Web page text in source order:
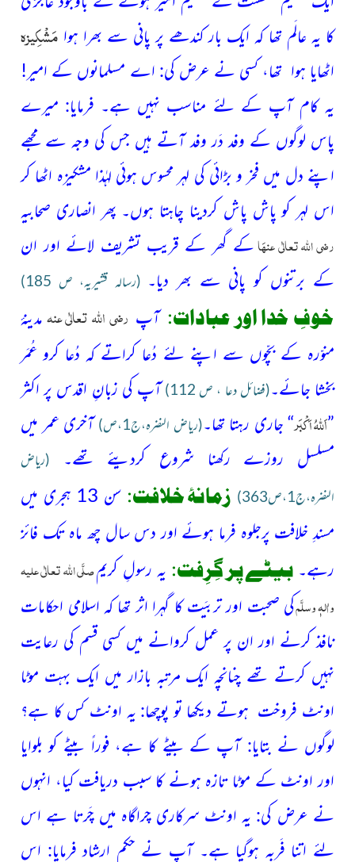
کا یہ عالَم تھا کہ ایک بار کندھے پر پانی سے بھرا ہوا مَشْکِیزہ
اٹھایا ہوا تھا، کسی نے عرض کی: اے مسلمانوں کے امیر!
یہ کام آپ کے لئے مناسب نہیں ہے۔ فرمایا: میرے
پاس لوگوں کے وفد دَر وفد آتے ہیں جس کی وجہ سے مجھے
اپنے دل میں فخر و بڑائی کی لہر محسوس ہوئی لہٰذا مشکیزہ اٹھا کر
اس لہر کو پاش پاش کردینا چاہتا ہوں۔ پھر انصاری صحابیہ
رضی اللہ تعالٰی عنہَاکے گھر کے قریب تشریف لائے اور ان
کے برتنوں کو پانی سے بھر دیا۔ (رسالہ قشیریہ، ص 185)
خوفِ خدا اور عبادات: آپ رضی اللہ تعالٰی عنہ مدینۂ
منوّرہ کے بچّوں سے اپنے لئے دُعا کراتے کہ دُعا کرو عُمَر
بخشا جائے۔(فضائل دعا ، ص 112)
آپ کی زبانِ اقدس پر اکثر
”اَللہُاَکْبَر“ جاری رہتا تھا۔(ریاض النضرہ،ج1،ص)
آخری عمر میں
مسلسل روزے رکھنا شروع کردیئے تھے۔
(ریاض
النضرہ،ج1،ص363) زمانۂ خلافت:
سن 13 ہجری میں
مسندِ خلافت پرجلوہ فرما ہوئے اور دس سال چھ ماہتک فائز
رہے۔بیٹے پر گِرِفت: یہ رسولِ کریمصلَّی اللہ تعالٰی علیہ
واٰلہٖ وسلَّمکی صحبت اور تربیَت کا گہرا اثر تھا کہ اسلامی احکامات
نافذ کرنے اور ان پر عمل کروانے میں کسی قسم کی رعایت
نہیں کرتے تھے چنانچہ ایک مرتبہ بازار میں ایک بہت موٹا
اونٹ فروخت ہوتے دیکھا تو پوچھا: یہ اونٹ کس کا ہے؟
لوگوں نے بتایا: آپ کے بیٹے کا ہے، فوراً بیٹے کو بلوایا
اور اونٹ کے موٹا تازہ ہونے کا سبب دریافت کیا، انہوں
نے عرض کی: یہ اونٹ سرکاری چراگاہ میں چَرتا ہے اس
لئے اتنا فَربہ ہوگیا ہے۔ آپ نے حکم ارشاد فرمایا: اس